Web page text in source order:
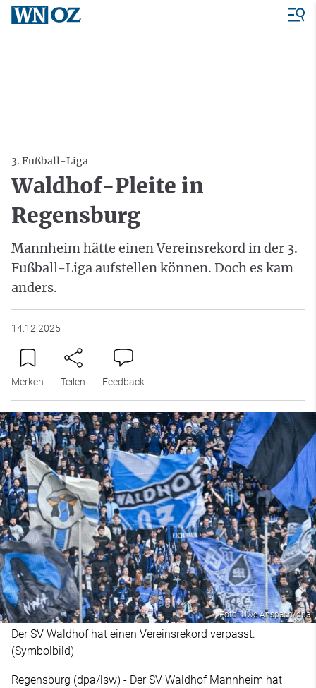
3. Fußball-Liga
Waldhof-Pleite in
Regensburg
Mannheim hätte einen Vereinsrekord in der 3.
Fußball-Liga aufstellen können. Doch es kam
anders.
14.12.2025
Merken Teilen Feedback
Foto: Uwe Anspach/dpa
Der SV Waldhof hat einen Vereinsrekord verpasst.
(Symbolbild)
Regensburg (dpa/lsw) - Der SV Waldhof Mannheim hat